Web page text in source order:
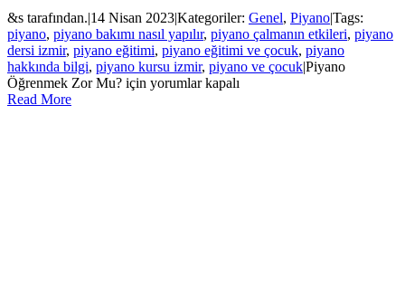
&s tarafından.|14 Nisan 2023|Kategoriler: Genel, Piyano|Tags:
piyano, piyano bakımı nasıl yapılır, piyano çalmanın etkileri, piyano
dersi izmir, piyano eğitimi, piyano eğitimi ve çocuk, piyano
hakkında bilgi, piyano kursu izmir, piyano ve çocuk|Piyano
Öğrenmek Zor Mu? için yorumlar kapalı
Read More